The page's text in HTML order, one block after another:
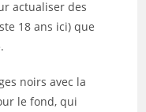
actualiser des
18 ans ici) que
noirs avec la
le fond, qui